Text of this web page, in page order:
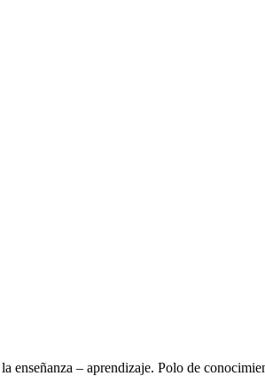
enseñanza – aprendizaje. Polo de